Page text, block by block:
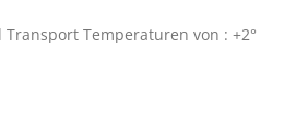
Transport Temperaturen von : +2°